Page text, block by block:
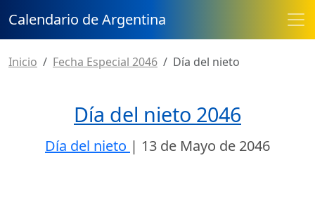
Calendario de Argentina
Inicio Fecha Especial 2046 Día del nieto
Día del nieto 2046
Día del nieto | 13 de Mayo de 2046